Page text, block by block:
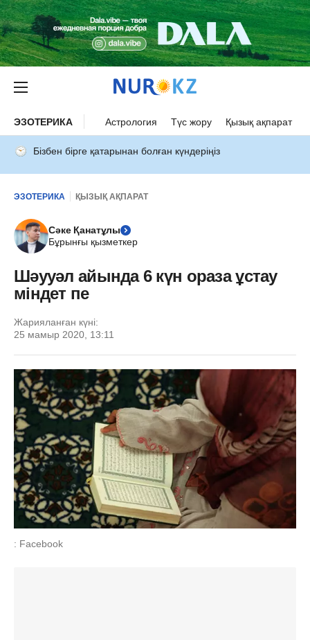
ЭЗОТЕРИКА Астрология Түс жору Қызық ақпарат
Бізбен бірге қатарынан болған күндеріңіз
ЭЗОТЕРИКА ҚЫЗЫҚ АҚПАРАТ
Сәке Қанатұлы
Бұрынғы қызметкер
Шәууәл айында 6 күн ораза ұстау
міндет пе
Жарияланған күні:
25 мамыр 2020, 13:11
: Facebook